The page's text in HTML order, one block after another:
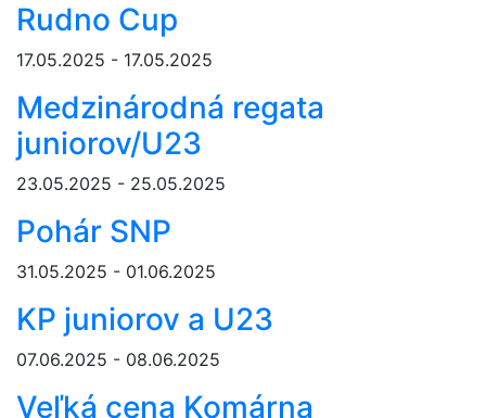
Rudno Cup
17.05.2025 - 17.05.2025
Medzinárodná regata
juniorov/U23
23.05.2025 - 25.05.2025
Pohár SNP
31.05.2025 - 01.06.2025
KP juniorov a U23
07.06.2025 - 08.06.2025
Veľká cena Komárna